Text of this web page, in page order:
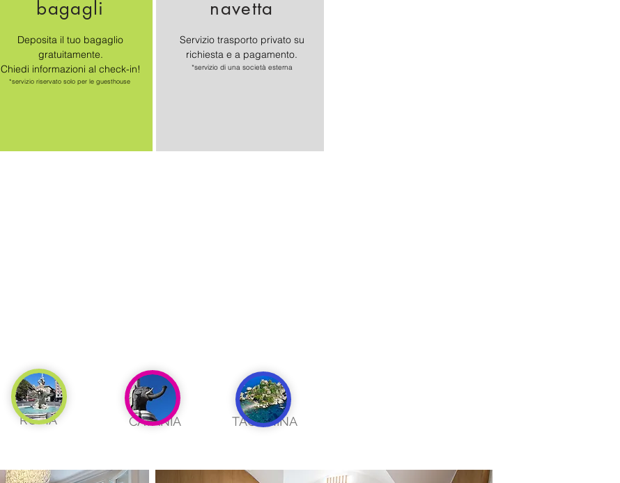
bagagli
Deposita il tuo bagaglio
gratuitamente.
Chiedi informazioni al check-in!
*servizio riservato solo per le guesthouse
navetta
Servizio trasporto privato su
richiesta e a pagamento.
*servizio di una società esterna
ROMA CATANIA TAORMINA